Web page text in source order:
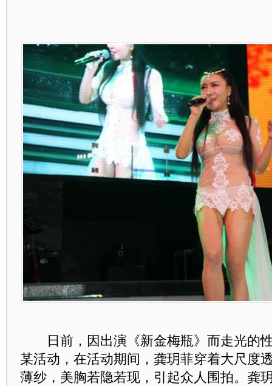
日前，因出演《新金梅瓶》而走光的
某活动，在活动期间，龚玥菲穿着大尺度
薄纱，美胸若隐若现，引起众人围拍。龚